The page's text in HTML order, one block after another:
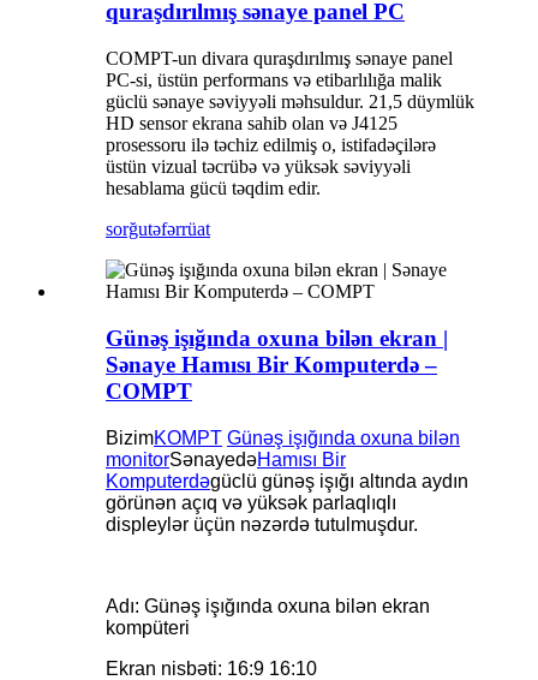
quraşdırılmış sənaye panel PC
COMPT-un divara quraşdırılmış sənaye panel
PC-si, üstün performans və etibarlılığa malik
güclü sənaye səviyyəli məhsuldur. 21,5 düymlük
HD sensor ekrana sahib olan və J4125
prosessoru ilə təchiz edilmiş o, istifadəçilərə
üstün vizual təcrübə və yüksək səviyyəli
hesablama gücü təqdim edir.
sorğutəfərrüat
Günəş işığında oxuna bilən ekran |
Sənaye Hamısı Bir Komputerdə –
COMPT
BizimKOMPT Günəş işığında oxuna bilən
monitorSənayedəHamısı Bir
Komputerdəgüclü günəş işığı altında aydın
görünən açıq və yüksək parlaqlıqlı
displeylər üçün nəzərdə tutulmuşdur.
Adı: Günəş işığında oxuna bilən ekran
kompüteri
Ekran nisbəti: 16:9 16:10